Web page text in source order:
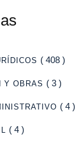
( 408 )
Y OBRAS ( 3 )
( 4 )
( 4 )